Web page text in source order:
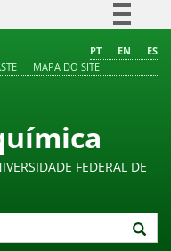
Comunica BR
Acesso à informação
Legislação
PT EN
ES
MAPA DO SITE
FEDERAL DE